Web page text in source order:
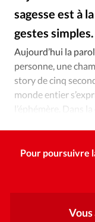
RUBRIQUES
Tous les articles
Actualité
Dossier
Eglises
Opinions
Vécu
Vie
sagesse est à
gestes simples.
Aujourd’hui la
personne, une
story de cinq
monde entier
l’éphémère. Dans
Pour poursuivre
Vous